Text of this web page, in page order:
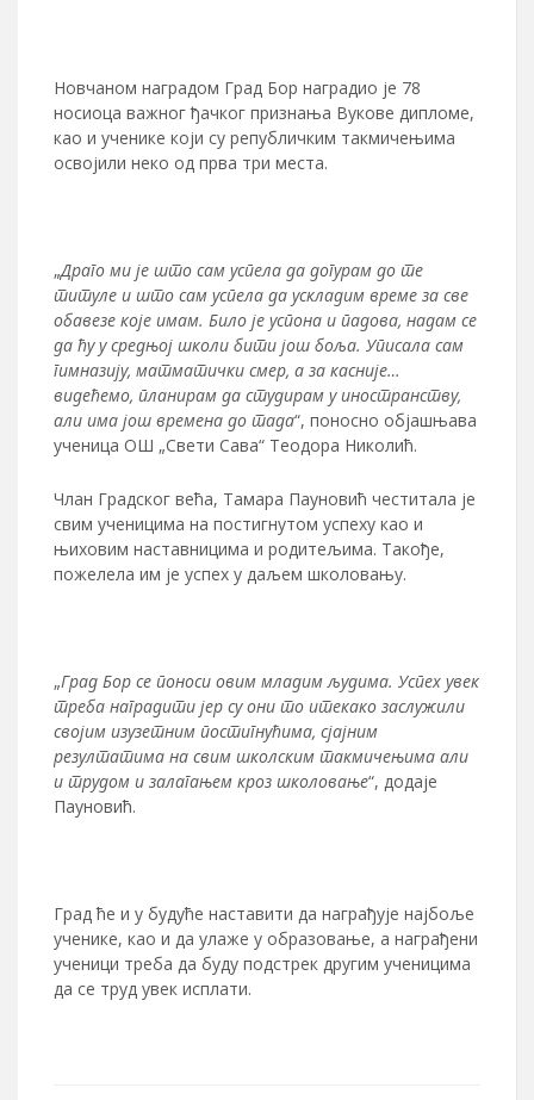
Новчаном наградом Град Бор наградио је 78
носиоца важног ђачког признања Вукове дипломе,
као и ученике који су републичким такмичењима
освојили неко од прва три места.
„Драго ми је што сам успела да догурам до те
титуле и што сам успела да ускладим време за све
обавезе које имам. Било је успона и падова, надам се
да ћу у средњој школи бити још боља. Уписала сам
гимназију, матматички смер, а за касније…
видећемо, планирам да студирам у иностранству,
али има још времена до тада“, поносно објашњава
ученица ОШ „Свети Сава“ Теодора Николић.
Члан Градског већа, Тамара Пауновић честитала је
свим ученицима на постигнутом успеху као и
њиховим наставницима и родитељима. Такође,
пожелела им је успех у даљем школовању.
„Град Бор се поноси овим младим људима. Успех увек
треба наградити јер су они то итекако заслужили
својим изузетним постигнућима, сјајним
резултатима на свим школским такмичењима али
и трудом и залагањем кроз школовање“, додаје
Пауновић.
Град ће и у будуће наставити да награђује најбоље
ученике, као и да улаже у образовање, а награђени
ученици треба да буду подстрек другим ученицима
да се труд увек исплати.